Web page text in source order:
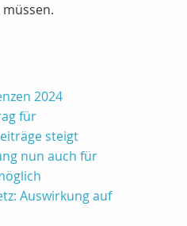
2024
für
steigt
nun auch für
Auswirkung auf